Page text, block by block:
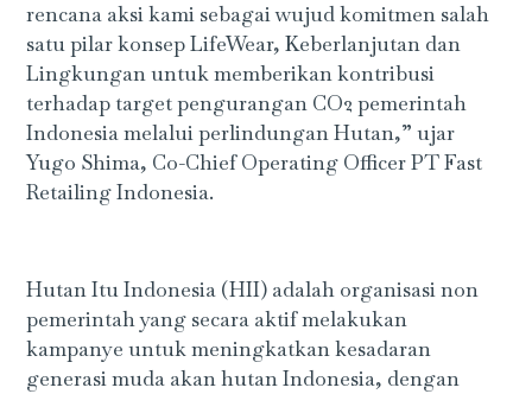
rencana aksi kami sebagai wujud komitmen salah
satu pilar konsep LifeWear, Keberlanjutan dan
Lingkungan untuk memberikan kontribusi
terhadap target pengurangan CO2 pemerintah
Indonesia melalui perlindungan Hutan,” ujar
Yugo Shima, Co-Chief Operating Officer PT Fast
Retailing Indonesia.
Hutan Itu Indonesia (HII) adalah organisasi non
pemerintah yang secara aktif melakukan
kampanye untuk meningkatkan kesadaran
generasi muda akan hutan Indonesia, dengan